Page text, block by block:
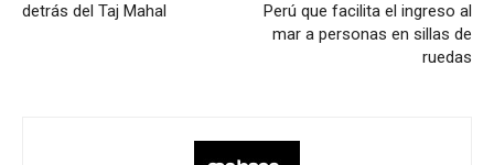
detrás del Taj Mahal
Perú que facilita el ingreso al
mar a personas en sillas de
ruedas